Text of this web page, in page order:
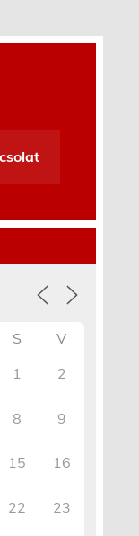
S
V
1 2
8 9
15 16
22 23